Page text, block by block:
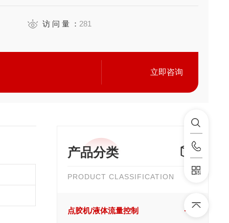
阀控制器效果更佳。
访 问 量 ： 281
立即咨询
产品分类
PRODUCT CLASSIFICATION
点胶机/液体流量控制